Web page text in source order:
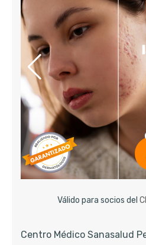
Válido para socios del
Centro Médico Sanasalud